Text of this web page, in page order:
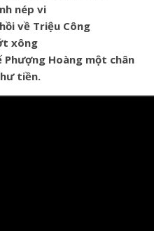
nép vi
về Triệu Công
xông
Hoàng một chân
tiền.